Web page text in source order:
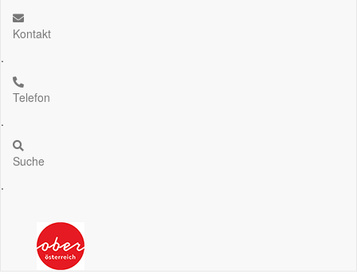
Kontakt
.
Telefon
.
Suche
.